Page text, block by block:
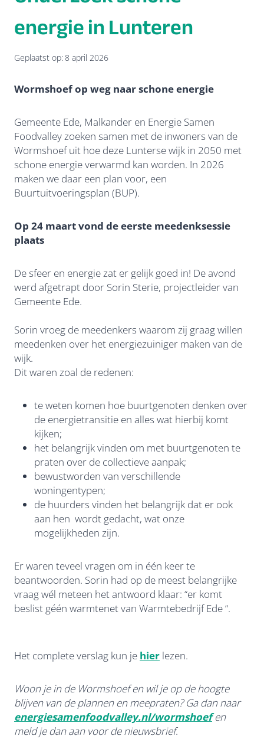
energie in Lunteren
Geplaatst op:8 april 2026
Wormshoef op weg naar schone energie
Gemeente Ede, Malkander en Energie Samen
Foodvalley zoeken samen met de inwoners van de
Wormshoef uit hoe deze Lunterse wijk in 2050 met
schone energie verwarmd kan worden. In 2026
maken we daar een plan voor, een
Buurtuitvoeringsplan (BUP).
Op 24 maart vond de eerste meedenksessie
plaats
De sfeer en energie zat er gelijk goed in! De avond
werd afgetrapt door Sorin Sterie, projectleider van
Gemeente Ede.
Sorin vroeg de meedenkers waarom zij graag willen
meedenken over het energiezuiniger maken van de
wijk.
Dit waren zoal de redenen:
te weten komen hoe buurtgenoten denken over
de energietransitie en alles wat hierbij komt
kijken;
het belangrijk vinden om met buurtgenoten te
praten over de collectieve aanpak;
bewustworden van verschillende
woningentypen;
de huurders vinden het belangrijk dat er ook
aan hen wordt gedacht, wat onze
mogelijkheden zijn.
Er waren teveel vragen om in één keer te
beantwoorden. Sorin had op de meest belangrijke
vraag wél meteen het antwoord klaar: “er komt
beslist géén warmtenet van Warmtebedrijf Ede “.
Het complete verslag kun je hier lezen.
Woon je in de Wormshoef en wil je op de hoogte
blijven van de plannen en meepraten? Ga dan naar
energiesamenfoodvalley.nl/wormshoefen
meld je dan aan voor de nieuwsbrief.